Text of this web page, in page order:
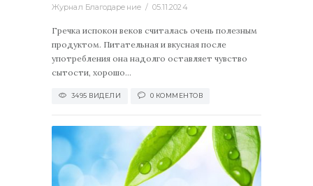
Журнал Благодарение 05.11.2024
Гречка испокон веков считалась очень полезным
продуктом. Питательная и вкусная после
употребления она надолго оставляет чувство
сытости, хорошо...
3495 ВИДЕЛИ 0 КОММЕНТОВ